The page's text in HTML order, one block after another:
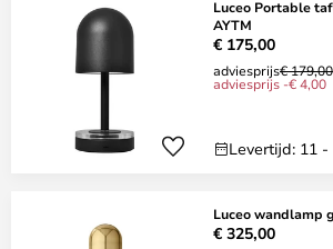
Luceo Portable
AYTM
€ 175,00
adviesprijs€ 179,00
adviesprijs -€ 4,00
Levertijd: 11
Luceo wandlamp
€ 325,00